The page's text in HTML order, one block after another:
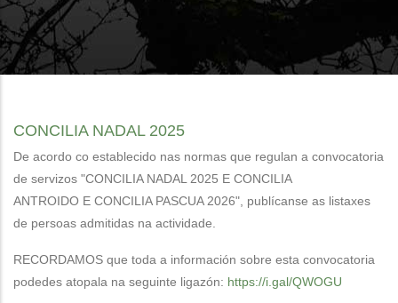
CONCILIA NADAL 2025
De acordo co establecido nas normas que regulan a convocatoria
de servizos "CONCILIA NADAL 2025 E CONCILIA
ANTROIDO E CONCILIA PASCUA 2026", publícanse as listaxes
de persoas admitidas na actividade.
RECORDAMOS que toda a información sobre esta convocatoria
podedes atopala na seguinte ligazón: https://i.gal/QWOGU